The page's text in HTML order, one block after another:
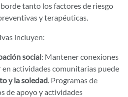
tanto los factores de riesgo
y terapéuticas.
incluyen:
social: Mantener conexiones
actividades comunitarias puede
y la soledad. Programas de
de apoyo y actividades